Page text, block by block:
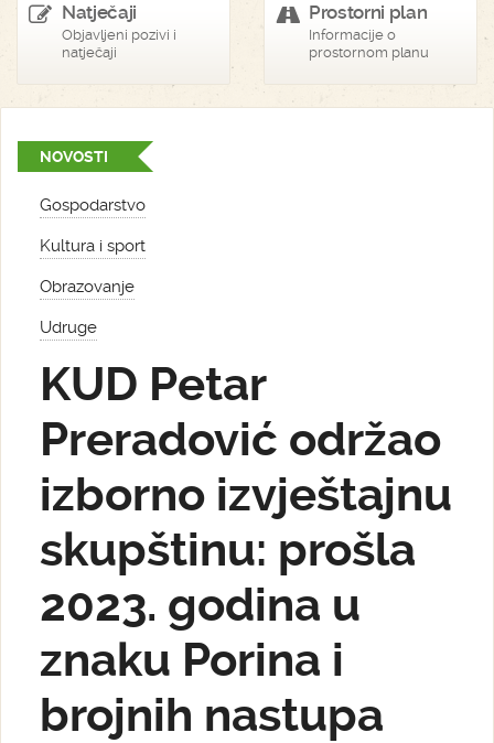
Natječaji
Objavljeni pozivi i
natječaji
Prostorni plan
Informacije o
prostornom planu
NOVOSTI
Gospodarstvo
Kultura i sport
Obrazovanje
Udruge
KUD Petar
Preradović održao
izborno izvještajnu
skupštinu: prošla
2023. godina u
znaku Porina i
brojnih nastupa